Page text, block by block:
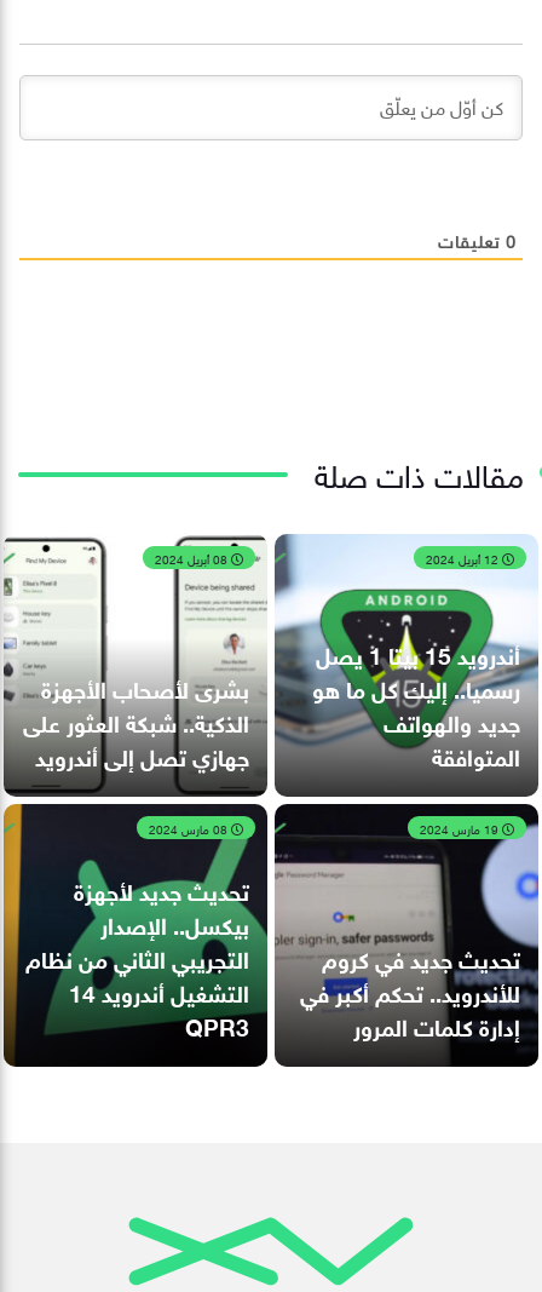
0 تعليقات
مقالات ذات صلة
أندرويد 15 بيتا 1 يصل
رسميا.. إليك كل ما هو
جديد والهواتف
المتوافقة
بشرى لأصحاب الأجهزة
الذكية.. شبكة العثور على
جهازي تصل إلى أندرويد
تحديث جديد في كروم
للأندرويد.. تحكم أكبر في
إدارة كلمات المرور
تحديث جديد لأجهزة
بيكسل.. الإصدار
التجريبي الثاني من نظام
التشغيل أندرويد 14
QPR3